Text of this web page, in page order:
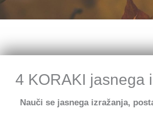
4 KORAKI jasnega
Nauči se jasnega izražanja,